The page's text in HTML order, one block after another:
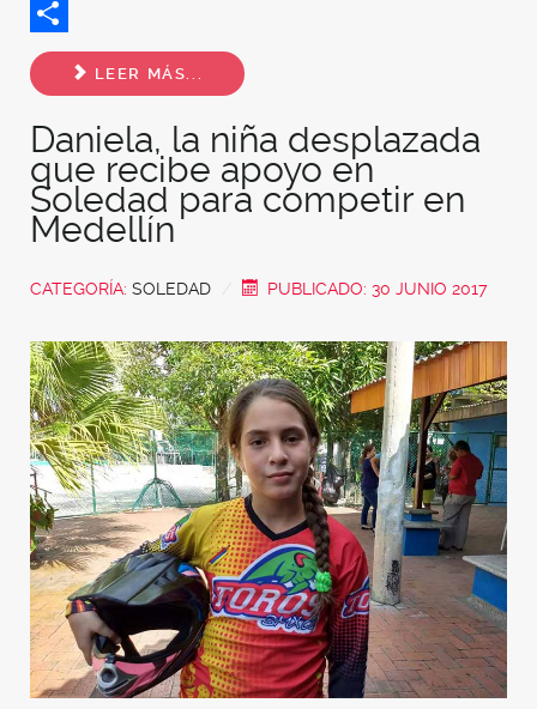
Twitter
Share
LEER MÁS...
Daniela, la niña desplazada
que recibe apoyo en
Soledad para competir en
Medellín
CATEGORÍA: SOLEDAD PUBLICADO: 30 JUNIO 2017